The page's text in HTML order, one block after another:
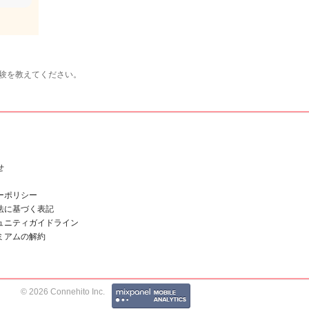
教えてください。
ポリシー
に基づく表記
ニティガイドライン
アムの解約
© 2026 Connehito Inc.